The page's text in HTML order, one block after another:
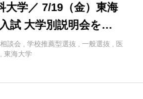
大学／ 7/19（金）東海
試 大学別説明会をオ
！
談会 学校推薦型選抜 一般選抜
医
東海大学